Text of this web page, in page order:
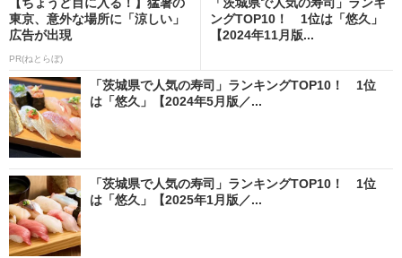
東京、意外な場所に「涼しい」
広告が出現
PR(ねとらぼ)
ングTOP10！ 1位は「悠久」
【2024年11月版...
「茨城県で人気の寿司」ランキングTOP10！ 1位
は「悠久」【2024年5月版／...
「茨城県で人気の寿司」ランキングTOP10！ 1位
は「悠久」【2025年1月版／...